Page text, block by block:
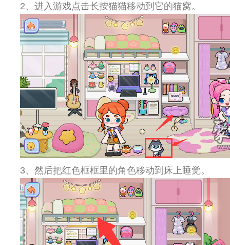
2、进入游戏点击长按猫猫移动到它的猫窝。
3、然后把红色框框里的角色移动到床上睡觉。